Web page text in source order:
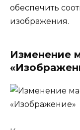
обеспечить
изображения.
Изменение